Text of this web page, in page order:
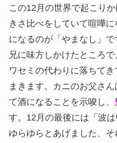
この12月の世界で起こり
きさ比べをしていて喧嘩
になるのが「やまなし」
兄に味方しかけたところ
ワセミの代わりに落ちて
まきます。カニのお父さ
て酒になることを示唆し、
す。12月の最後には「波
ゆらゆらとあげました、